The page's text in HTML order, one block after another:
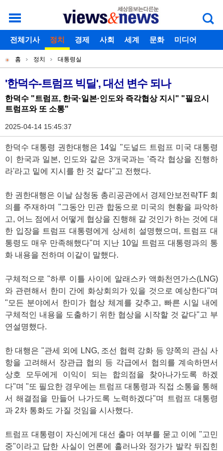
개
별
메
뉴
로그인 회원가입 아이디찾기 비밀번호찾기
주
메
뉴
전체기사 정치 경제 사회 세계 문화
미디어
현
재
위
치
홈 정치 대통령실
기
사
문
'한덕수-트럼프 빅딜', 대선 변수 되나
한덕수 "트럼프, 한국·일본·인도와 즉각협상 지시" "필요시
트럼프와 또 소통"
2025-04-14 15:45:37
한덕수 대통령 권한대행은 14일 "도널드 트럼프 미국 대통령
이 한국과 일본, 인도와 같은 3개국과는 '즉각 협상을 진행하
라'라고 밑에 지시를 한 것 같다"고 전했다.
한 권한대행은 이날 삼청동 총리공관에서 경제안보전략TF 회
의를 주재하며 "그동안 민관 합동으로 미국의 현황을 파악하
고, 어느 점에서 어떻게 협상을 진행해 갈 것인가 하는 것에 대
한 입장을 트럼프 대통령에게 상세히 설명했으며, 트럼프 대
통령도 매우 만족해했다"며 지난 10일 트럼프 대통령과의 통
화 내용을 전하며 이같이 말했다.
구체적으로 "하루 이틀 사이에 알래스카 액화천연가스(LNG)
와 관련해서 한미 간에 화상회의가 있을 것으로 예상한다"며
"모든 분야에서 한미가 협상 체계를 갖추고, 빠른 시일 내에
구체적인 내용을 도출하기 위한 협상을 시작할 것 같다"고 부
연설명했다.
한 대행은 "관세 외에 LNG, 조선 협력 강화 등 양쪽의 관심 사
항을 고려해서 장관급 협의 등 각급에서 협의를 계속하면서
상호 모두에게 이익이 되는 합의점을 찾아나가도록 하겠
다"며 "또 필요한 경우에는 트럼프 대통령과 직접 소통을 통해
서 해결점을 만들어 나가도록 노력하겠다"며 트럼프 대통령
과 2차 통화도 가질 것임을 시사했다.
트럼프 대통령이 자신에게 대선 출마 여부를 묻고 이에 "고민
중"이라고 답한 사실이 언론에 흘러나와 정가가 발칵 뒤집힌